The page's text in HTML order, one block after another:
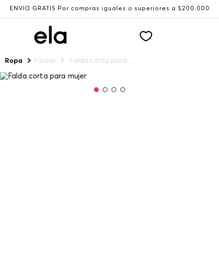
ENVÍO GRATIS Por compras iguales o superiores a $200.000
Ropa Faldas Falda corta para mujer